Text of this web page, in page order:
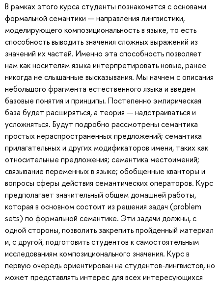
В рамках этого курса студенты познакомятся с основами
формальной семантики — направления лингвистики,
моделирующего композициональность в языке, то есть
способность выводить значения сложных выражений из
значений их частей. Именно эта способность позволяет
нам как носителям языка интерпретировать новые, ранее
никогда не слышанные высказывания. Мы начнем с описания
небольшого фрагмента естественного языка и введем
базовые понятия и принципы. Постепенно эмпирическая
база будет расширяться, а теория — надстраиваться и
усложняться. Будут подробно рассмотрены семантика
простых нераспространенных предложений; семантика
прилагательных и других модификаторов имени, таких как
относительные предложения; семантика местоимений;
связывание переменных в языке; обобщенные кванторы и
вопросы сферы действия семантических операторов. Курс
предполагает значительный общем домашней работы,
которая в основном состоит из решения задач (problem
sets) по формальной семантике. Эти задачи должны, с
одной стороны, позволить закрепить пройденный материал
и, с другой, подготовить студентов к самостоятельным
исследованиям композиционального значения. Курс в
первую очередь ориентирован на студентов-лингвистов, но
может представлять интерес для всех интересующихся